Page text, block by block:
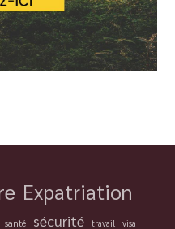
Expatriation
santé sécurité travail visa